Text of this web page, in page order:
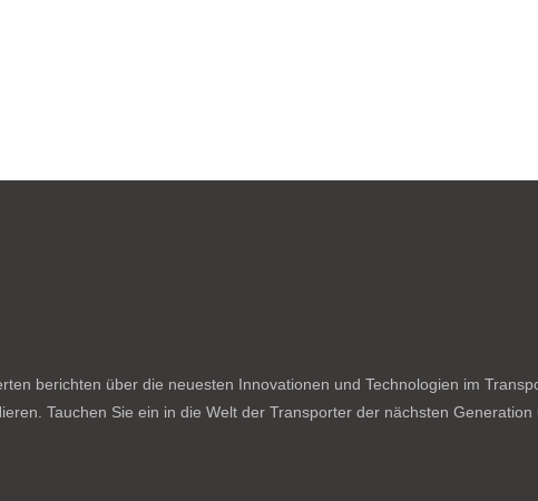
berichten über die neuesten Innovationen und Technologien im
Tauchen Sie ein in die Welt der Transporter der nächsten